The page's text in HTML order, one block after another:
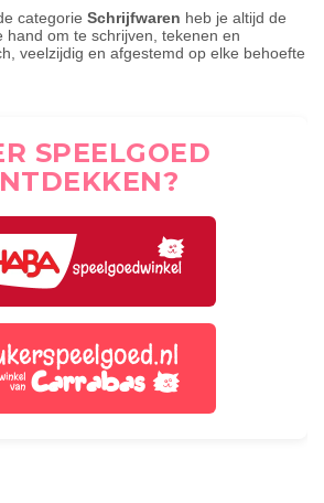
categorie Schrijfwaren heb je altijd de
hand om te schrijven, tekenen en
veelzijdig en afgestemd op elke behoefte
SPEELGOED